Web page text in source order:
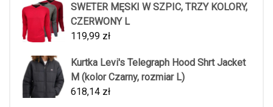
SWETER MĘSKI W SZPIC, TRZY KOLORY,
CZERWONY L
119,99 zł
Kurtka Levi's Telegraph Hood Shrt Jacket
M (kolor Czarny, rozmiar L)
618,14 zł